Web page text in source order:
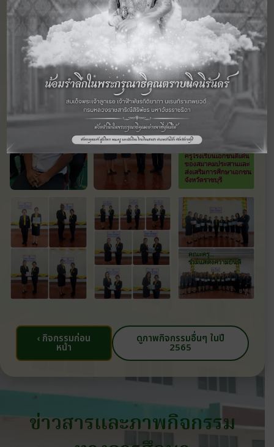
‹ กิจกรรมก่อน
หน้า
ดูภาพกิจกรรมอื่นๆ ในปี
2565
ข่าวสารและภาพกิจกรรม